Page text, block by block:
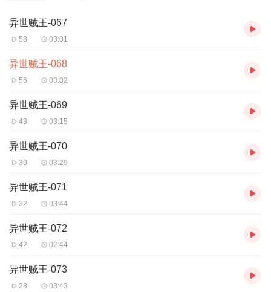
异世贼王-067
58 03:01
异世贼王-068
56 03:02
异世贼王-069
43 03:15
异世贼王-070
30 03:29
异世贼王-071
32 03:44
异世贼王-072
42 02:44
异世贼王-073
28 03:43